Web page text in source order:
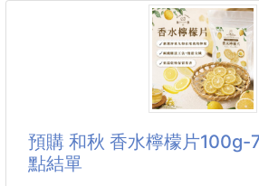
放包包、辦公室、車上都很實用👍
來一片真的清爽又解膩！
🍋🌿 MOLN｜檸檬香茅植萃噴霧
✨ 清新植萃香氣・打造自然舒適空
嚴選日本製造，結合檸檬清新香氣
爽舒適感。
預購 和秋 香水檸檬片100g-
點結單